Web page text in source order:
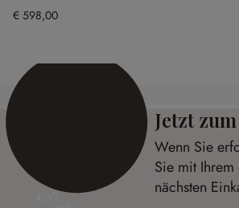
€ 598,00
€ 15
Jetzt
Wenn Sie
Sie mit
nächsten